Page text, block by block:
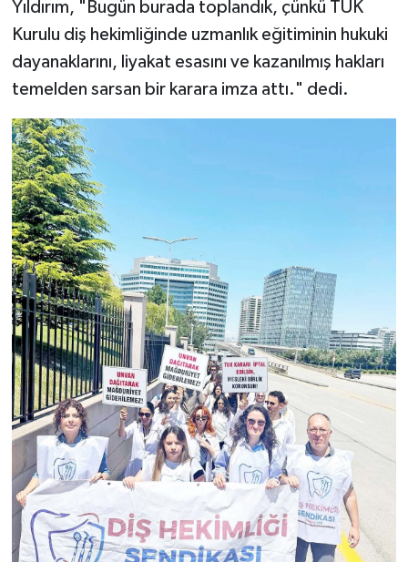
Yıldırım, "Bugün burada toplandık, çünkü TUK
Kurulu diş hekimliğinde uzmanlık eğitiminin hukuki
dayanaklarını, liyakat esasını ve kazanılmış hakları
temelden sarsan bir karara imza attı." dedi.